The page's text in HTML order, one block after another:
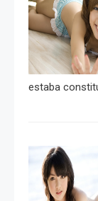
estaba